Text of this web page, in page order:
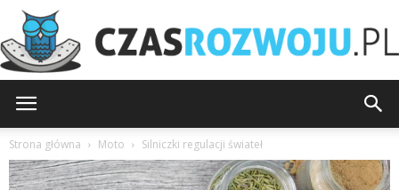
Strona główna Moto Silniczki regulacji świateł